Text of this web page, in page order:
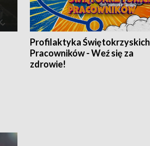
Profilaktyka Świętokrzyskich
Pracowników - Weź się za
zdrowie!